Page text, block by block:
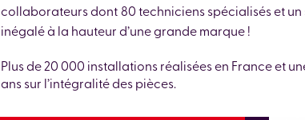
collaborateurs dont80 techniciens spécialisés et
inégalé à la hauteur d’une grande marque !
Plus de 20 000 installations réalisées en France et
ans sur l’intégralité des pièces.